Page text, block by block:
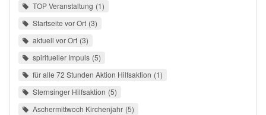
TOP Veranstaltung 1
Startseite vor Ort 3
aktuell vor Ort 3
spiritueller Impuls 5
für alle 72 Stunden Aktion Hilfsaktion 1
Sternsinger Hilfsaktion 5
Aschermittwoch Kirchenjahr 5